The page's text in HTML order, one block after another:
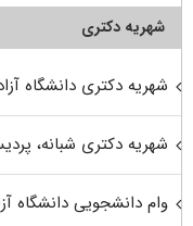
شهریه دکتری
شهریه دکتری دانشگاه
شهریه دکتری شبانه،
وام دانشجویی دانشگاه